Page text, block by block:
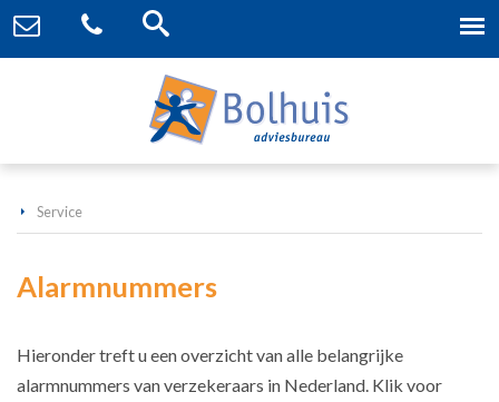
Service
Alarmnummers
Hieronder treft u een overzicht van alle belangrijke
alarmnummers van verzekeraars in Nederland. Klik voor